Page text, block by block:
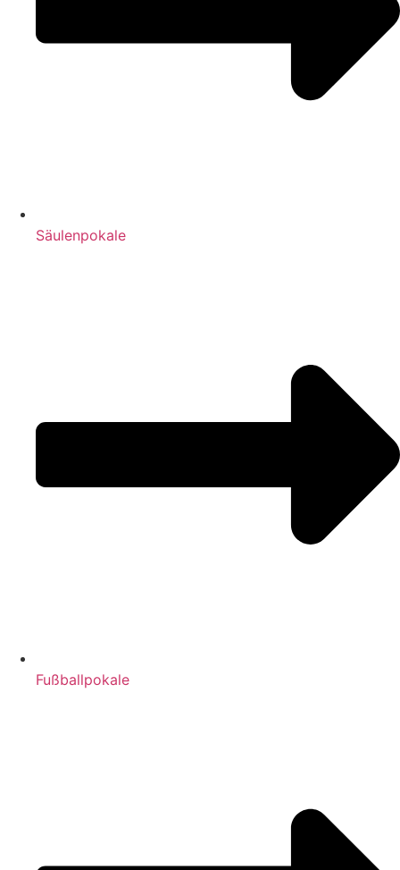
Säulenpokale
Fußballpokale